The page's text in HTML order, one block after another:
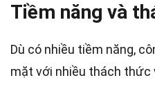
Tiềm năng và
Dù có nhiều tiềm năng,
mặt với nhiều thách thức